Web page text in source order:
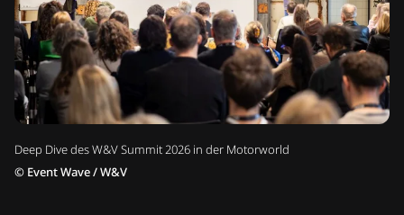
Deep Dive des W&V Summit 2026 in der Motorworld
© Event Wave / W&V